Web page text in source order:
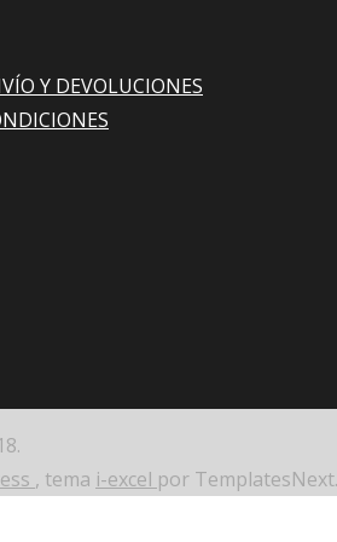
Y DEVOLUCIONES
, tema i-excel por TemplatesNext.